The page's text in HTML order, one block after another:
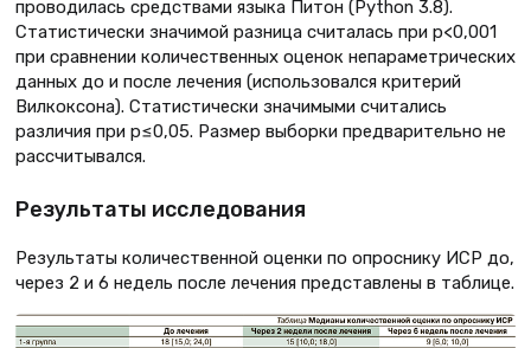
проводилась средствами языка Питон (Python 3.8).
Статистически значимой разница считалась при p<0,001
при сравнении количественных оценок непараметрических
данных до и после лечения (использовался критерий
Вилкоксона). Статистически значимыми считались
различия при p≤0,05. Размер выборки предварительно не
рассчитывался.
Результаты исследования
Результаты количественной оценки по опроснику ИСР до,
через 2 и 6 недель после лечения представлены в таблице.